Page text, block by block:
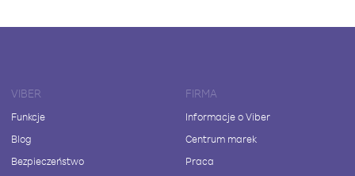
VIBER
Funkcje
Blog
Bezpieczeństwo
FIRMA
Informacje o Viber
Centrum marek
Praca